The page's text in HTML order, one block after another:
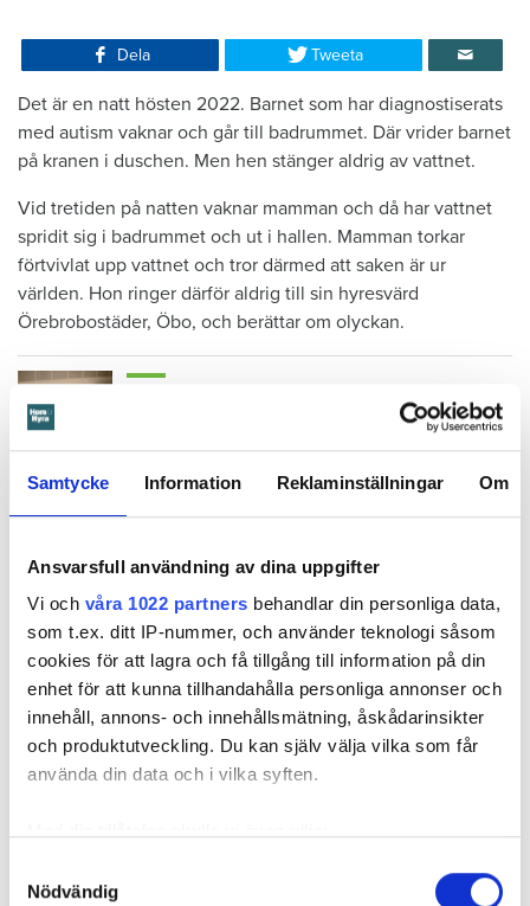
Samtycke Information Reklaminställningar Om
Ansvarsfull användning av dina uppgifter
Vi och våra 1022 partners behandlar din personliga data,
som t.ex. ditt IP-nummer, och använder teknologi såsom
cookies för att lagra och få tillgång till information på din
enhet för att kunna tillhandahålla personliga annonser och
innehåll, annons- och innehållsmätning, åskådarinsikter
och produktutveckling. Du kan själv välja vilka som får
använda din data och i vilka syften.
som kan ha en noggrannhet på upp till flera meter
Nödvändig
Dela Tweeta
Det är en natt hösten 2022. Barnet som har diagnostiserats
med autism vaknar och går till badrummet. Där vrider barnet
på kranen i duschen. Men hen stänger aldrig av vattnet.
Vid tretiden på natten vaknar mamman och då har vattnet
spridit sig i badrummet och ut i hallen. Mamman torkar
förtvivlat upp vattnet och tror därmed att saken är ur
världen. Hon ringer därför aldrig till sin hyresvärd
Örebrobostäder, Öbo, och berättar om olyckan.
600 kronor dyrare att bo efter vattenskada i Varberg
Ringer gör dock grannen nedanför – när det börjar läcka
När Öbo börjar undersöka skadan i januari 2023 visar det
sig att den är större än man först trott. Sanden under golvet
har sugit upp vattnet så att det spridit sig in i både kök och
vardagsrum.